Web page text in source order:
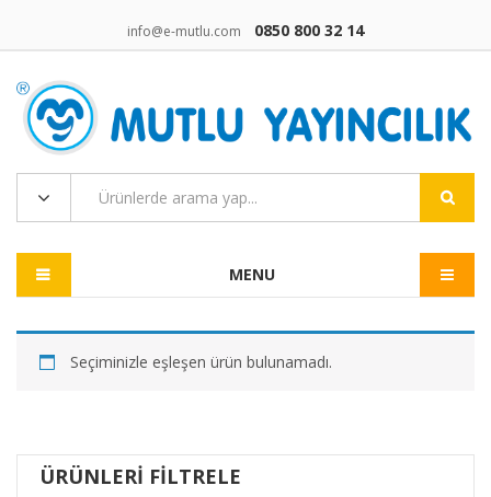
info@e-mutlu.com 0850 800 32 14
MENU
Seçiminizle eşleşen ürün bulunamadı.
ÜRÜNLERI FILTRELE